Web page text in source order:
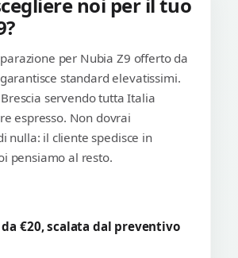
noi per il tuo
per Nubia Z9 offerto da
standard elevatissimi.
servendo tutta Italia
espresso. Non dovrai
nulla: il cliente spedisce in
pensiamo al resto.
€20, scalata dal preventivo